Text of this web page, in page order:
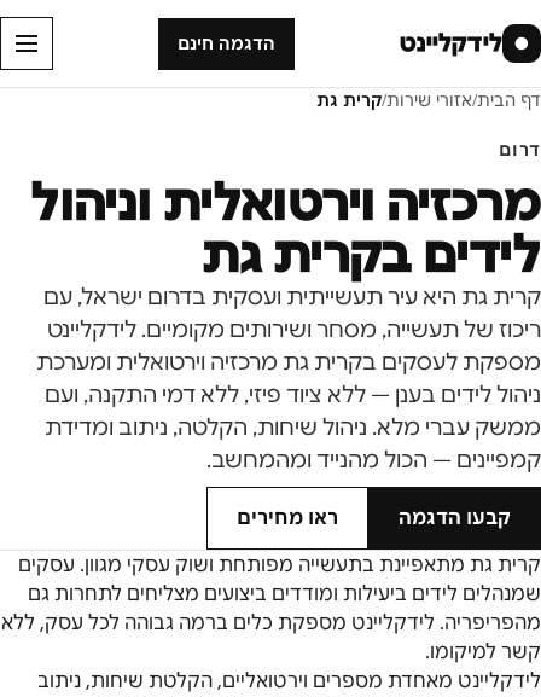
● לידקליינט הדגמה חינם
דף הבית/אזורי שירות/קרית גת
דרום
מרכזיה וירטואלית וניהול
לידים בקרית גת
קרית גת היא עיר תעשייתית ועסקית בדרום ישראל, עם
ריכוז של תעשייה, מסחר ושירותים מקומיים. לידקליינט
מספקת לעסקים בקרית גת מרכזיה וירטואלית ומערכת
ניהול לידים בענן — ללא ציוד פיזי, ללא דמי התקנה, ועם
ממשק עברי מלא. ניהול שיחות, הקלטה, ניתוב ומדידת
קמפיינים — הכול מהנייד ומהמחשב.
קבעו הדגמה
ראו מחירים
קרית גת מתאפיינת בתעשייה מפותחת ושוק עסקי מגוון. עסקים
שמנהלים לידים ביעילות ומודדים ביצועים מצליחים לתחרות גם
מהפריפריה. לידקליינט מספקת כלים ברמה גבוהה לכל עסק, ללא
קשר למיקומו.
לידקליינט מאחדת מספרים וירטואליים, הקלטת שיחות, ניתוב